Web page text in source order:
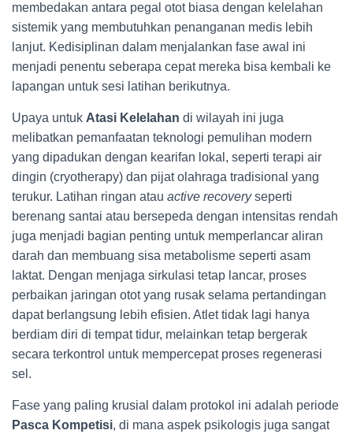
membedakan antara pegal otot biasa dengan kelelahan
sistemik yang membutuhkan penanganan medis lebih
lanjut. Kedisiplinan dalam menjalankan fase awal ini
menjadi penentu seberapa cepat mereka bisa kembali ke
lapangan untuk sesi latihan berikutnya.
Upaya untuk Atasi Kelelahan di wilayah ini juga
melibatkan pemanfaatan teknologi pemulihan modern
yang dipadukan dengan kearifan lokal, seperti terapi air
dingin (cryotherapy) dan pijat olahraga tradisional yang
terukur. Latihan ringan atau active recoveryseperti
berenang santai atau bersepeda dengan intensitas rendah
juga menjadi bagian penting untuk memperlancar aliran
darah dan membuang sisa metabolisme seperti asam
laktat. Dengan menjaga sirkulasi tetap lancar, proses
perbaikan jaringan otot yang rusak selama pertandingan
dapat berlangsung lebih efisien. Atlet tidak lagi hanya
berdiam diri di tempat tidur, melainkan tetap bergerak
secara terkontrol untuk mempercepat proses regenerasi
sel.
Fase yang paling krusial dalam protokol ini adalah periode
Pasca Kompetisi, di mana aspek psikologis juga sangat